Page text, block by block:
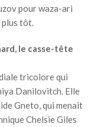
pour waza-ari
plus tôt.
le casse-tête
tricolore qui
Danilovitch. Elle
Gneto, qui menait
Chelsie Giles